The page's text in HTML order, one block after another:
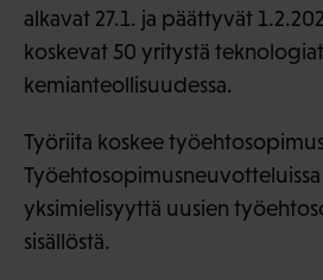
alkavat 27.1. ja päättyvät
koskevat 50 yritystä
kemianteollisuudessa.
Työriita koskee
yksimielisyyttä uusien
sisällöstä.